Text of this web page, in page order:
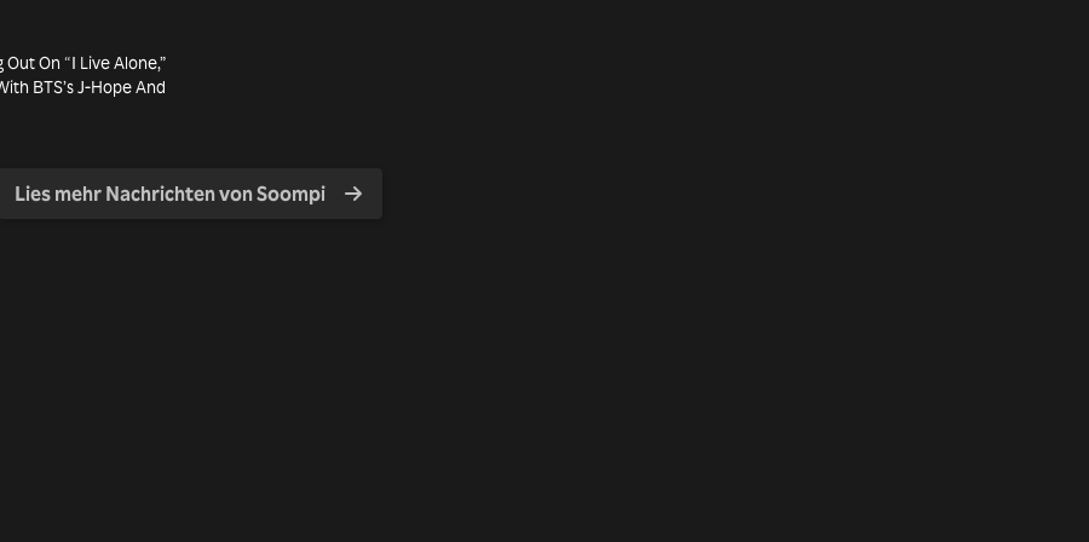
On “I Live Alone,”
BTS’s J-Hope And
Lies mehr Nachrichten von Soompi